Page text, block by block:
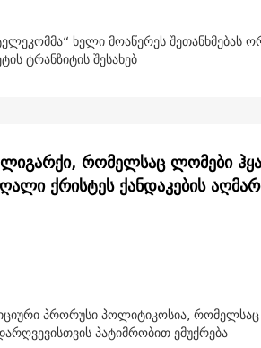
ხელი მოაწერეს შეთანხმებას
ტრანზიტის შესახებ
რომელსაც ლომები
ქრისტეს ქანდაკების
პრორუსი პოლიტიკოსია, რომელსაც
პატიმრობით ემუქრება